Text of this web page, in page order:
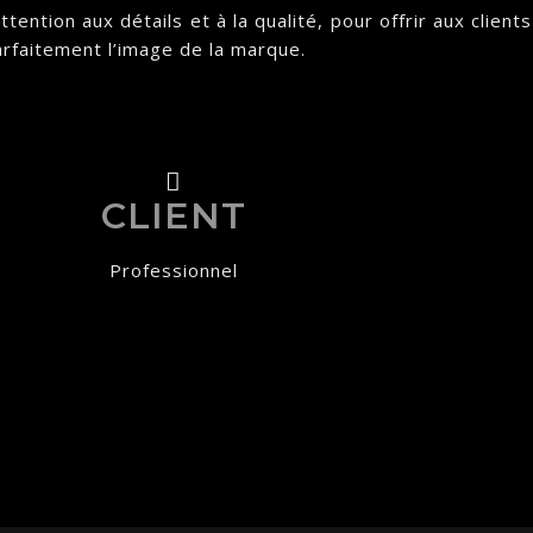
aux détails et à la qualité, pour offrir aux clients
l’image de la marque.
CLIENT
Professionnel